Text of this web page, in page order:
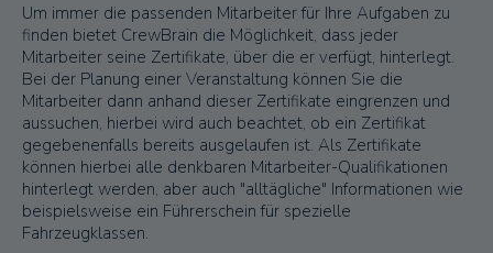
Um immer die passenden Mitarbeiter für Ihre Aufgaben zu
finden bietet CrewBrain die Möglichkeit, dass jeder
Mitarbeiter seine Zertifikate, über die er verfügt, hinterlegt.
Bei der Planung einer Veranstaltung können Sie die
Mitarbeiter dann anhand dieser Zertifikate eingrenzen und
aussuchen, hierbei wird auch beachtet, ob ein Zertifikat
gegebenenfalls bereits ausgelaufen ist. Als Zertifikate
können hierbei alle denkbaren Mitarbeiter-Qualifikationen
hinterlegt werden, aber auch "alltägliche" Informationen wie
beispielsweise ein Führerschein für spezielle
Fahrzeugklassen.